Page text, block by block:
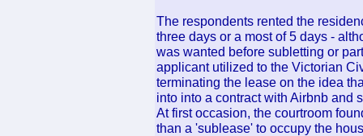
The respondents rented the
three days or a most of 5 days -
was wanted before subletting or
applicant utilized to the Victorian
terminating the lease on the idea
into into a contract with Airbnb and
At first occasion, the courtroom
than a 'sublease' to occupy the